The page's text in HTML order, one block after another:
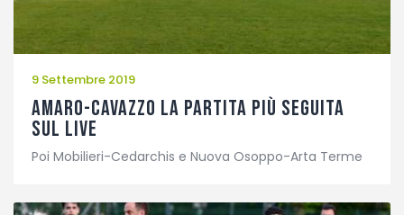
9 Settembre 2019
Amaro-Cavazzo la partita più seguita
sul Live
Poi Mobilieri-Cedarchis e Nuova Osoppo-Arta Terme